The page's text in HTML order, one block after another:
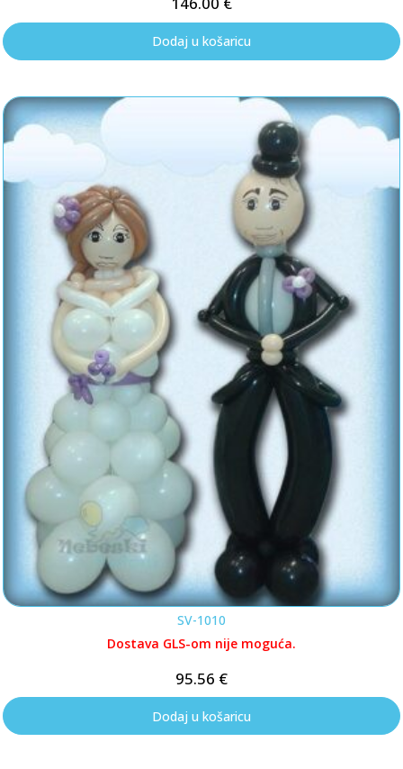
Dodaj u košaricu
SV-1010
Dostava GLS-om nije moguća.
95.56 €
Dodaj u košaricu